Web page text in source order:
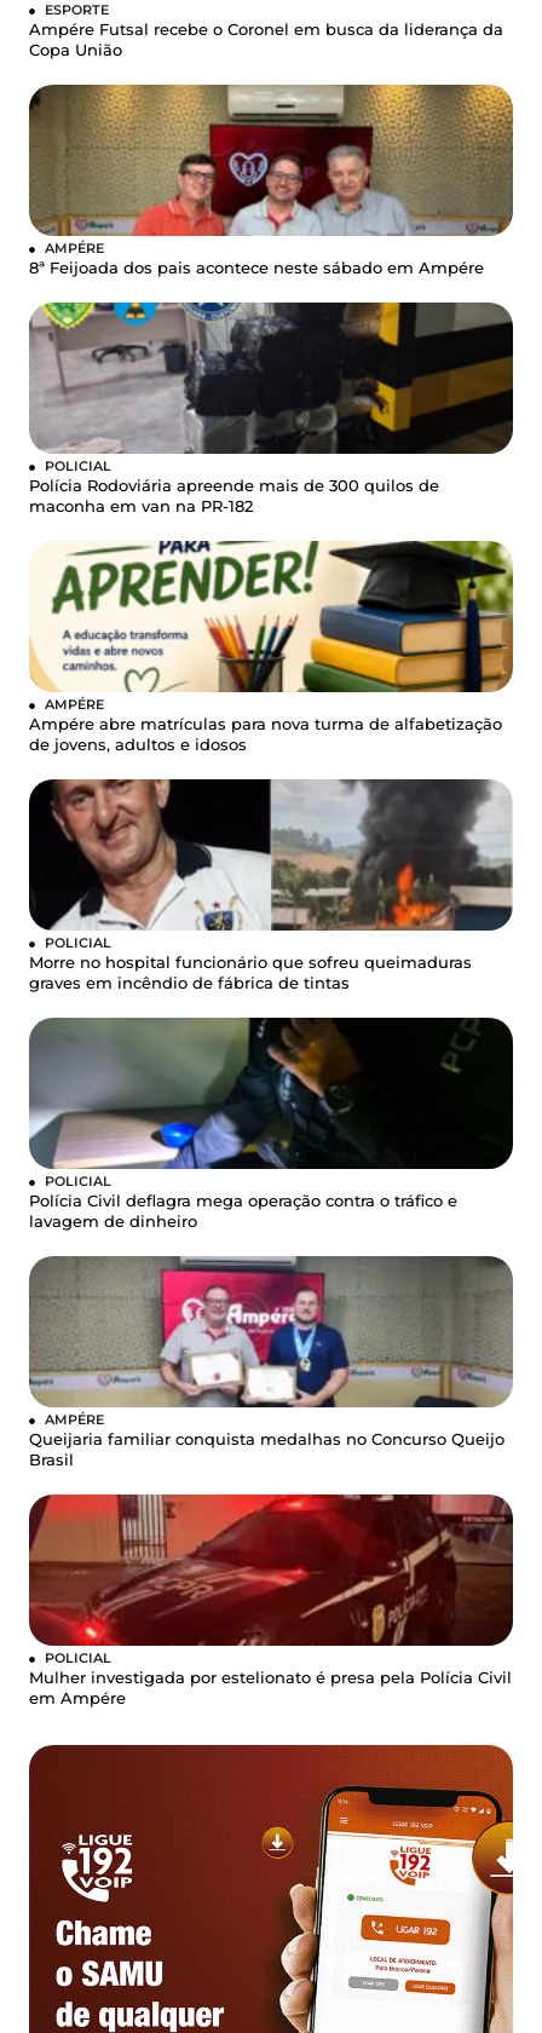
ESPORTE
Ampére Futsal recebe o Coronel em busca da liderança da
Copa União
AMPÉRE
8ª Feijoada dos pais acontece neste sábado em Ampére
POLICIAL
Polícia Rodoviária apreende mais de 300 quilos de
maconha em van na PR-182
AMPÉRE
Ampére abre matrículas para nova turma de alfabetização
de jovens, adultos e idosos
POLICIAL
Morre no hospital funcionário que sofreu queimaduras
graves em incêndio de fábrica de tintas
POLICIAL
Polícia Civil deflagra mega operação contra o tráfico e
lavagem de dinheiro
AMPÉRE
Queijaria familiar conquista medalhas no Concurso Queijo
Brasil
POLICIAL
Mulher investigada por estelionato é presa pela Polícia Civil
em Ampére